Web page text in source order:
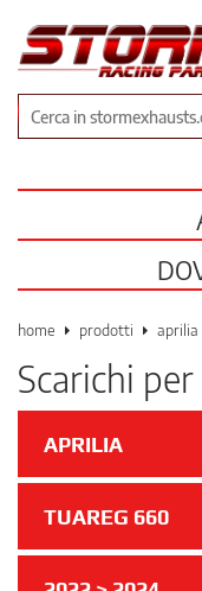
home prodotti aprilia
Scarichi per
APRILIA
TUAREG 660